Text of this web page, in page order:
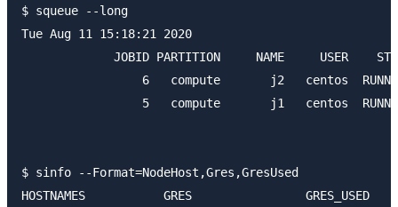
$ squeue --long
Tue Aug 11 15:18:21 2020
JOBID PARTITION     NAME     USER
6   compute       j2   centos
5   compute       j1   centos
$ sinfo --Format=NodeHost,Gres,GresUsed
HOSTNAMES           GRES                GRES_USED